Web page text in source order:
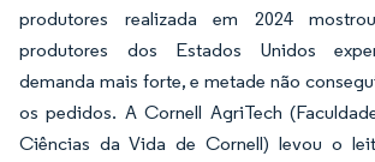
produtores realizada em 2024
produtores dos Estados Unidos
demanda mais forte, e metade não
os pedidos. A Cornell AgriTech
Ciências da Vida de Cornell) levou o